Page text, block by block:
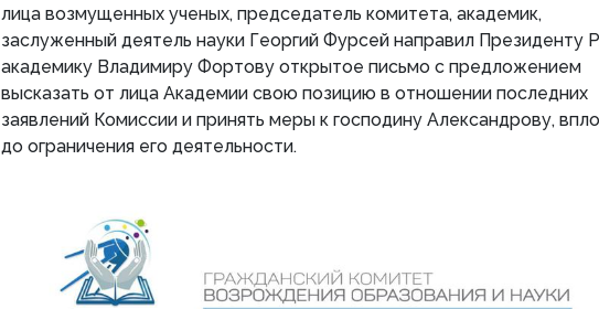
лица возмущенных ученых, председатель комитета, академик,
заслуженный деятель науки Георгий Фурсей направил Президенту
академику Владимиру Фортову открытое письмо с предложением
высказать от лица Академии свою позицию в отношении последних
заявлений Комиссии и принять меры к господину Александрову,
до ограничения его деятельности.